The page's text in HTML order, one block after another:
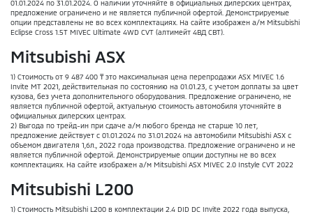
01.01.2024 по 31.01.2024. О наличии уточняйте в официальных дилерских центрах,
предложение ограничено и не является публичной офертой. Демонстрируемые
опции представлены не во всех комплектациях. На сайте изображен а/м Mitsubishi
Eclipse Cross 1.5T MIVEC Ultimate 4WD CVT (алтимейт 4ВД СВТ).
Mitsubishi ASX
1) Стоимость от 9 487 400 ₸ это максимальная цена перепродажи ASX MIVEC 1.6
Invite МТ 2021, действительная по состоянию на 01.01.23, с учетом доплаты за цвет
кузова, без учета дополнительного оборудования. Предложение ограничено, не
является публичной офертой, актуальную стоимость автомобиля уточняйте в
официальных дилерских центрах.
2) Выгода по трейд-ин при сдаче а/м любого бренда не старше 10 лет,
предложение действует с 01.01.2024 по 31.01.2024 на автомобили Mitsubishi ASX с
объемом двигателя 1,6л., 2022 года производства. Предложение ограничено и не
является публичной офертой. Демонстрируемые опции доступны не во всех
комплектациях. На сайте изображен а/м Mitsubishi ASX MIVEC 2.0 Instyle CVT 2022
Mitsubishi L200
1) Стоимость Mitsubishi L200 в комплектации 2.4 DID DC Invite 2022 года выпуска,